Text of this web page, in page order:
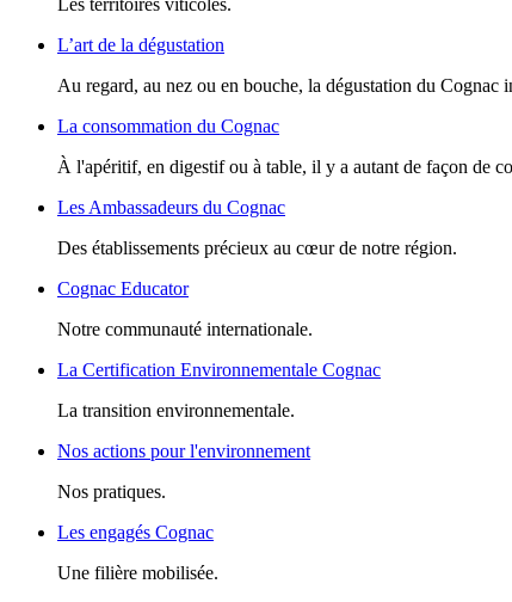
Les territoires viticoles.
L’art de la dégustation
Au regard, au nez ou en bouche, la dégustation du Cognac
La consommation du Cognac
À l'apéritif, en digestif ou à table, il y a autant de façon de
Les Ambassadeurs du Cognac
Des établissements précieux au cœur de notre région.
Cognac Educator
Notre communauté internationale.
La Certification Environnementale Cognac
La transition environnementale.
Nos actions pour l'environnement
Nos pratiques.
Les engagés Cognac
Une filière mobilisée.